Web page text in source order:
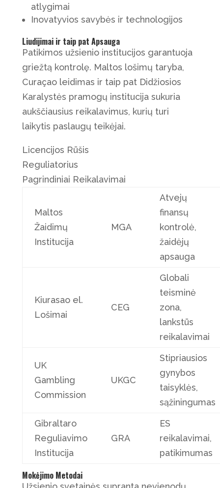
atlygimai
Inovatyvios savybės ir technologijos
Liudijimai ir taip pat Apsauga
Patikimos užsienio institucijos garantuoja
griežtą kontrolę. Maltos lošimų taryba,
Curaçao leidimas ir taip pat Didžiosios
Karalystės pramogų institucija sukuria
aukščiausius reikalavimus, kurių turi
laikytis paslaugų teikėjai.
Licencijos Rūšis
Reguliatorius
Pagrindiniai Reikalavimai
Maltos
Žaidimų
Institucija
MGA
Atvejų
finansų
kontrolė,
žaidėjų
apsauga
Kiurasao el.
Lošimai
CEG
Globali
teisminė
zona,
lankstūs
reikalavimai
UK
Gambling
Commission
UKGC
Stipriausios
gynybos
taisyklės,
sąžiningumas
Gibraltaro
Reguliavimo
Institucija
GRA
ES
reikalavimai,
patikimumas
Mokėjimo Metodai